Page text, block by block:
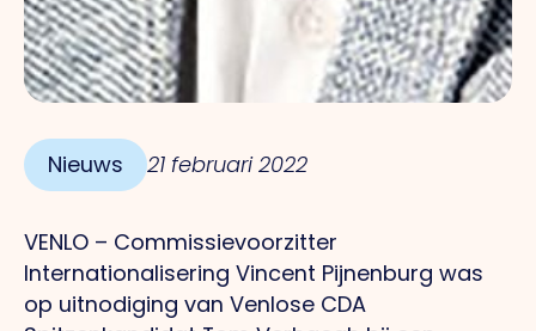
Nieuws 21 februari 2022
VENLO – Commissievoorzitter
Internationalisering Vincent Pijnenburg was
op uitnodiging van Venlose CDA